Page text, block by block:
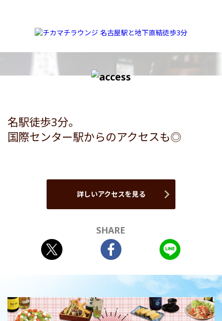
名駅徒歩3分。
国際センター駅からのアクセスも◎
詳しいアクセスを見る
SHARE